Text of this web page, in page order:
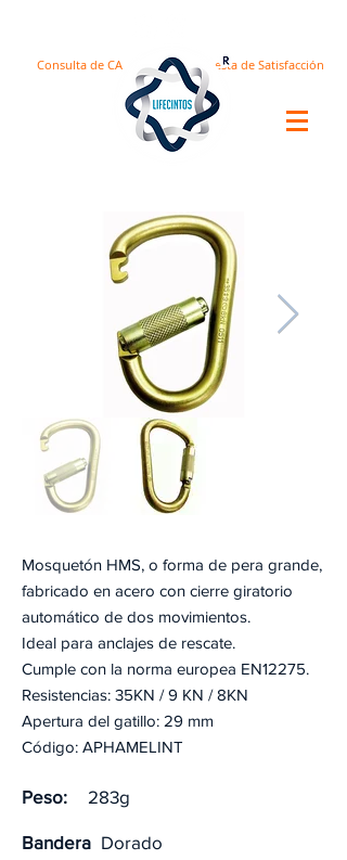
Encuesta de Satisfacción
Consulta de CA
Mosquetón HMS, o forma de pera grande,
fabricado en acero con cierre giratorio
automático de dos movimientos.
Ideal para anclajes de rescate.
Cumple con la norma europea EN12275.
Resistencias: 35KN / 9 KN / 8KN
Apertura del gatillo: 29 mm
Código: APHAMELINT
Peso: 283g
Bandera Dorado